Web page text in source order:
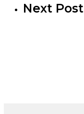
Next Post